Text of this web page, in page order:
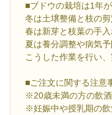
■ブドウの栽培は1年
冬は土壌整備と枝の剪
春は新芽と枝葉の手入
夏は養分調整や病気予
こうした作業を行い
■ご注文に関する注意
※20歳未満の方の飲酒
※妊娠中や授乳期の